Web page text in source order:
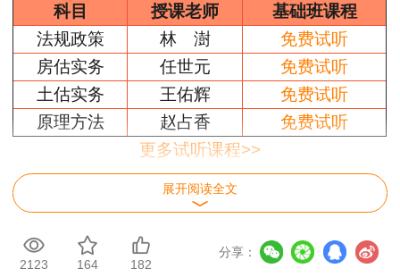
科目 授课老师
基础班课程
法规政策
林 澍
免费试听
房估实务
任世元
免费试听
土估实务
王佑辉
免费试听
原理方法
赵占香
免费试听
更多试听课程>>
王佑辉
211高校副教授，管理学博士（土地资源经济专
业），土地资源管理专业学术性硕士研究生导师。
展开阅读全文
2123 164 182
分享：